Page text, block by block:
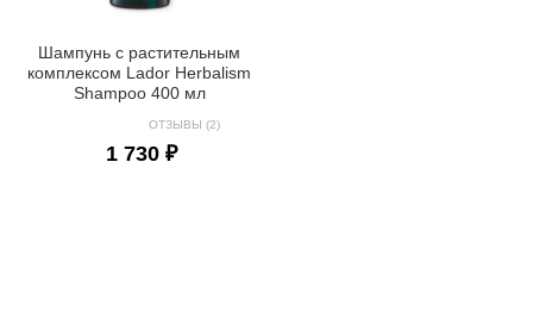
Шампунь с растительным
комплексом Lador Herbalism
Shampoo 400 мл
ОТЗЫВЫ (2)
1 730 ₽